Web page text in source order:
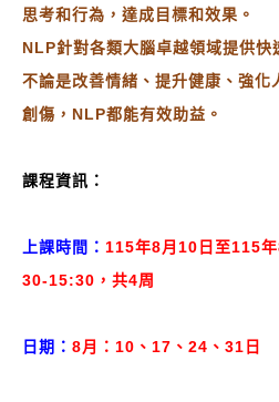
思考和行為，達成目標和效果。
NLP針對各類大腦卓越領域提供快
不論是改善情緒、提升健康、強化
創傷，NLP都能有效助益。
課程資訊：
上課時間： 115年8月10日至115
30-15:30，共4周
日期： 8月：10、17、24、31日